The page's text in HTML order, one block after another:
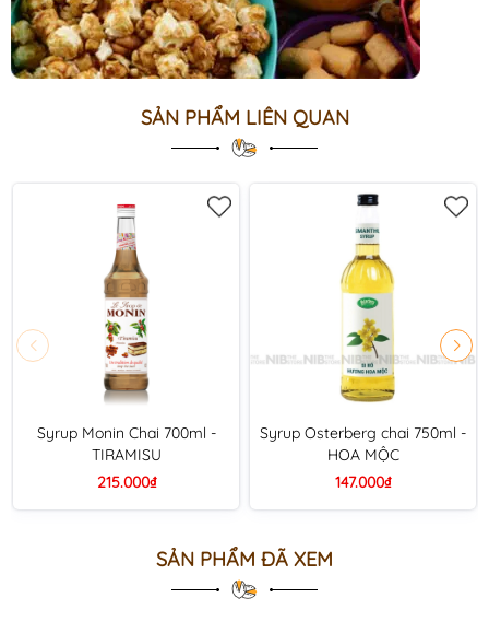
SẢN PHẨM LIÊN QUAN
Syrup Monin Chai 700ml -
TIRAMISU
215.000₫
Syrup Osterberg chai 750ml -
HOA MỘC
147.000₫
SẢN PHẨM ĐÃ XEM